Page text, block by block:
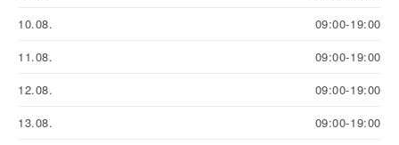
10.08.
09:00-19:00
11.08.
09:00-19:00
12.08.
09:00-19:00
13.08.
09:00-19:00